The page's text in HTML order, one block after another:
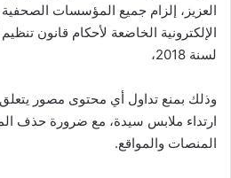
العزيز، إلزام جميع المؤسسات الصحفية
لسنة 2018،
وذلك بمنع تداول أي محتوى مصور
ارتداء ملابس سيدة، مع ضرورة حذف
المنصات والمواقع.